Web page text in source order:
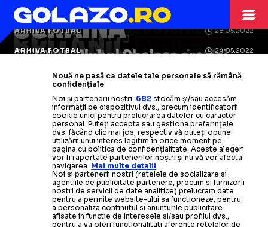
ROMAN
ABRAMOVICH
ABRAMOVICH
Pe cine a angajat oligarhul russă-i
salveze banii.
miliarde!
Citește mai mult
Premierul britanic îl avertizează
peAbramovich să dea Ucrainei
miliardele
pentru vânzarea lui
Chelsea
Citește mai mult
PROBLEME LA
CHELSEA
Campioana lumii, pe urmele lui
Manchester City: 74 de capete de
acuzare!Ce riscă londonezii
Citește mai mult
GUVERNUL
BRITANIC
Autoritățilel-arputea da în
judecată pe fostul proprietar al lui
Chelsea.Miza? 3 miliarde de euro
Citește mai mult
UCRAINA
Guvernul britanic a promis că
banii „înghețați” la vânzarea lui
Chelseavor fi oferiți Ucrainei. Dar
e o problemă
Citește mai mult
ARHIVA FOTBAL 28.05.2022
OFICIAL Clubul Chelsea are noi
patroni-Roman Abramovich
pleacă după 19 ani de pe Stamford
Bridge
Citește mai mult
ARHIVA FOTBAL 24.05.2022
Vânzarea clubului Chelsea: Noi
probleme apărute în procesul de
tranzacționare
Citește mai mult
ARHIVA FOTBAL 18.05.2022
Nouă ne pasă ca datele tale personale să rămână
confidențiale
Noi și partenerii noștri 682 stocăm și/sau accesăm
informații pe dispozitivul dvs., precum identificatorii
cookie unici pentru prelucrarea datelor cu caracter
personal. Puteți accepta sau gestiona preferințele
dvs. făcând clic mai jos, respectiv vă puteți opune
utilizării unui interes legitim în orice moment pe
pagina cu politica de confidențialitate. Aceste alegeri
vor fi raportate partenerilor noștri și nu vă vor afecta
navigarea. Mai multe detalii
Noi si partenerii nostri (retelele de socializare si
agentiile de publicitate partenere, precum si furnizorii
nostri de servicii de date analitice) prelucram date
pentru a permite website-ului sa functioneze, pentru
a personaliza continutul si anunturile publicitare
afisate in functie de interesele si/sau profilul dvs.,
pentru a va oferi functionalitati aferente retelelor de